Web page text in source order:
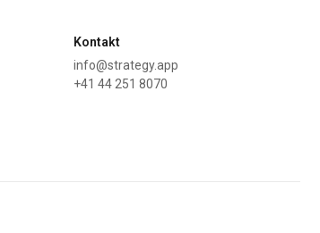
Kontakt
info@strategy.app
+41 44 251 8070